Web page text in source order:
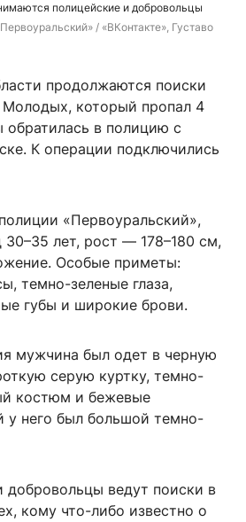
полицейские и добровольцы
/ «ВКонтакте», Густаво
продолжаются поиски
Молодых, который пропал 4
в полицию с
К операции подключились
«Первоуральский»,
лет, рост — 178–180 см,
Особые приметы:
темно-зеленые глаза,
губы и широкие брови.
мужчина был одет в черную
серую куртку, темно-
костюм и бежевые
у него был большой темно-
добровольцы ведут поиски в
кому что-либо известно о